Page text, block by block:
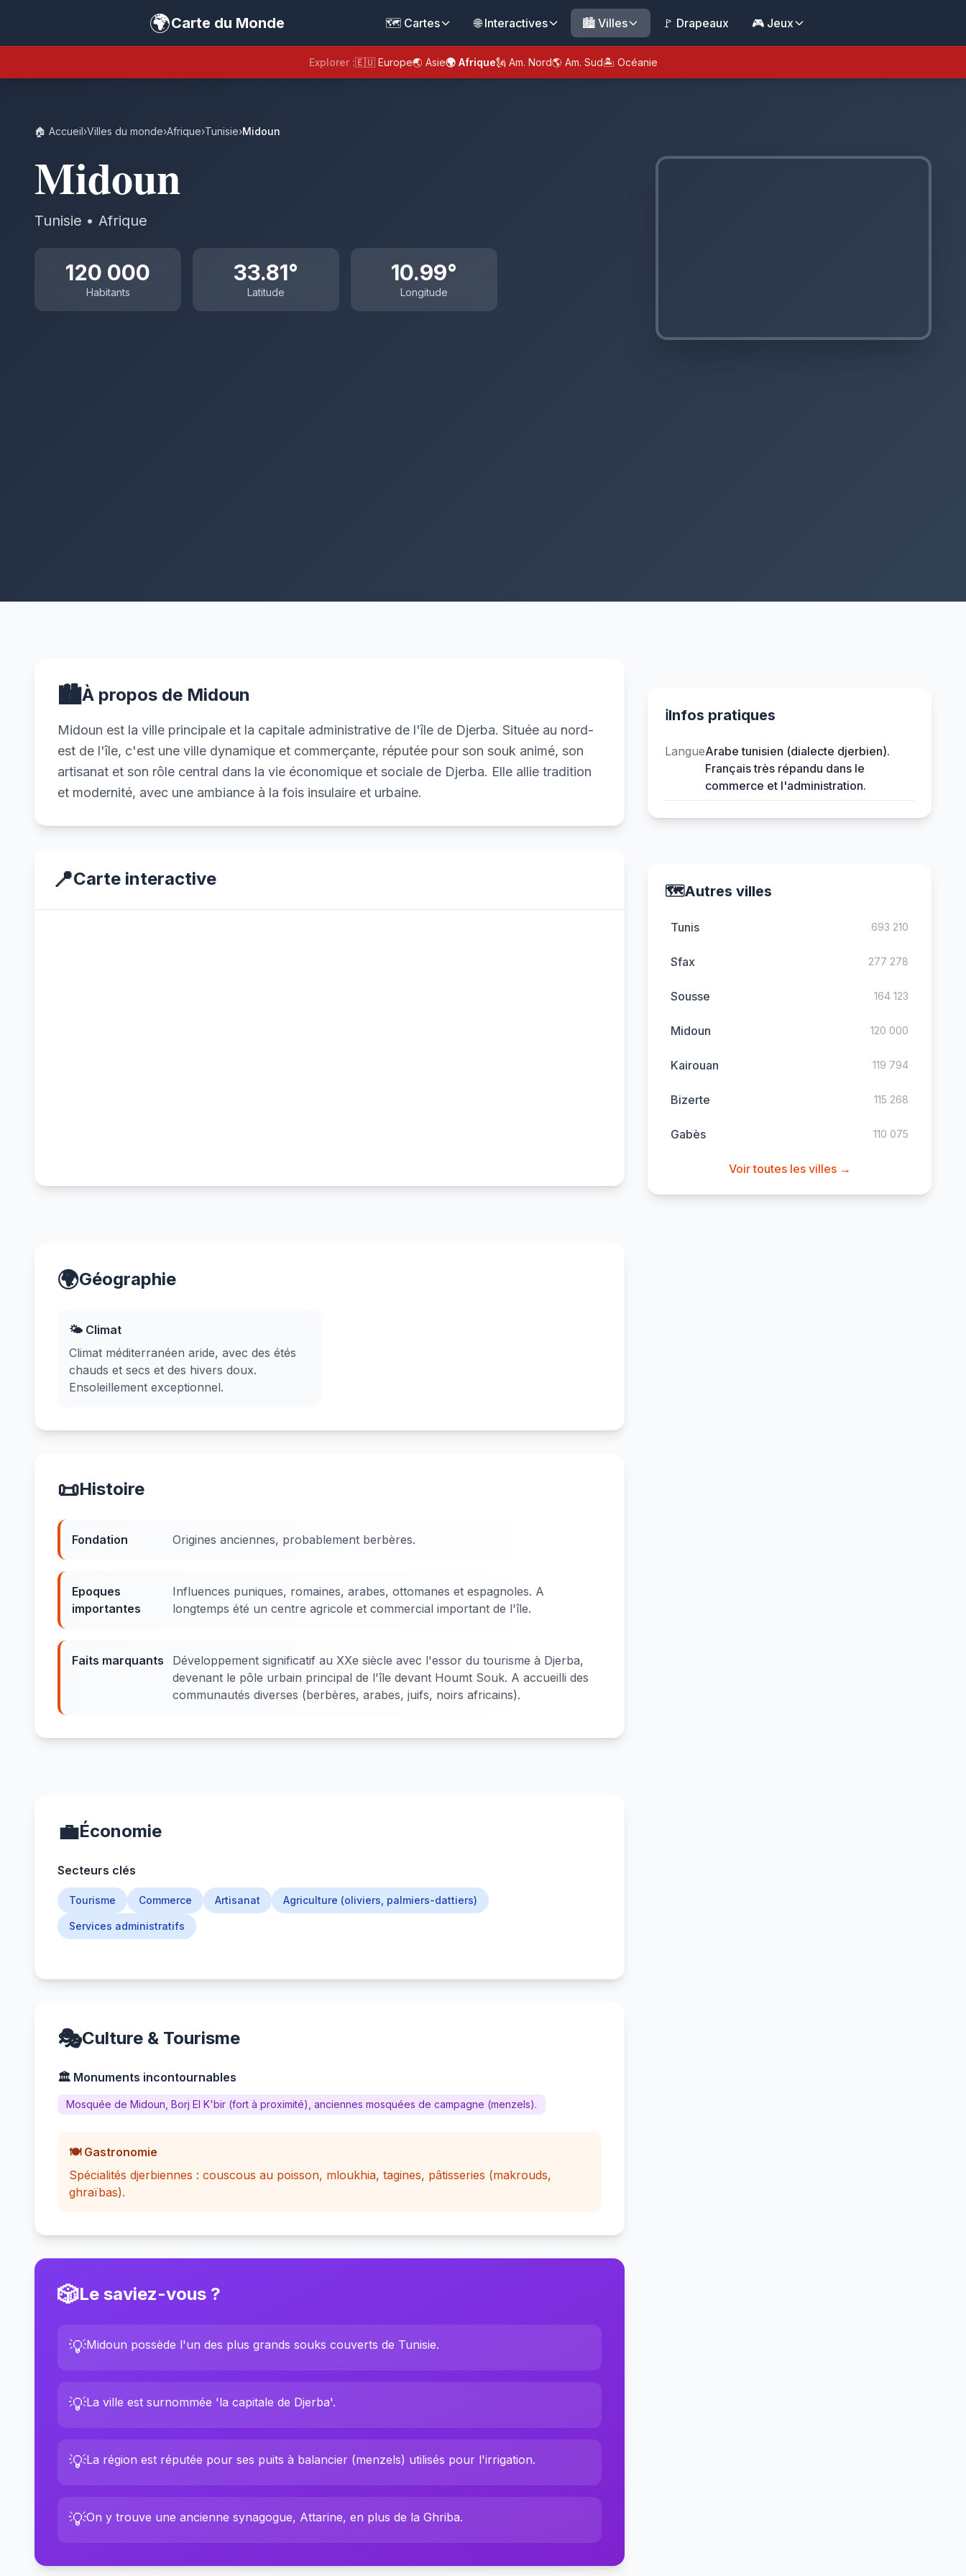
🌍Carte du Monde 🗺️ Cartes 🌐 Interactives 🏙️ Villes 🚩 Drapeaux 🎮 Jeux
Explorer :🇪🇺 Europe🌏 Asie🌍 Afrique🗽 Am. Nord🌎 Am. Sud🏝️ Océanie
🏠 Accueil›Villes du monde›Afrique›Tunisie›Midoun
Midoun
Tunisie • Afrique
120 000
Habitants
33.81°
Latitude
10.99°
Longitude
🏙️À propos de Midoun
Midoun est la ville principale et la capitale administrative de l'île de Djerba. Située au nord-
est de l'île, c'est une ville dynamique et commerçante, réputée pour son souk animé, son
artisanat et son rôle central dans la vie économique et sociale de Djerba. Elle allie tradition
et modernité, avec une ambiance à la fois insulaire et urbaine.
📍Carte interactive
🌍Géographie
🌤️ Climat
Climat méditerranéen aride, avec des étés
chauds et secs et des hivers doux.
Ensoleillement exceptionnel.
📜Histoire
Fondation Origines anciennes, probablement berbères.
Epoques
importantes
Influences puniques, romaines, arabes, ottomanes et espagnoles. A
longtemps été un centre agricole et commercial important de l'île.
Faits marquants
Développement significatif au XXe siècle avec l'essor du tourisme à Djerba,
devenant le pôle urbain principal de l'île devant Houmt Souk. A accueilli des
communautés diverses (berbères, arabes, juifs, noirs africains).
💼Économie
Secteurs clés
Tourisme Commerce Artisanat Agriculture (oliviers, palmiers-dattiers)
Services administratifs
🎭Culture & Tourisme
🏛️ Monuments incontournables
Mosquée de Midoun, Borj El K'bir (fort à proximité), anciennes mosquées de campagne (menzels).
🍽️ Gastronomie
Spécialités djerbiennes : couscous au poisson, mloukhia, tagines, pâtisseries (makrouds,
ghraïbas).
🎲Le saviez-vous ?
💡Midoun possède l'un des plus grands souks couverts de Tunisie.
💡La ville est surnommée 'la capitale de Djerba'.
💡La région est réputée pour ses puits à balancier (menzels) utilisés pour l'irrigation.
💡On y trouve une ancienne synagogue, Attarine, en plus de la Ghriba.
ℹ️Infos pratiques
LangueArabe tunisien (dialecte djerbien).
Français très répandu dans le
commerce et l'administration.
🗺️Autres villes
Tunis 693 210
Sfax 277 278
Sousse 164 123
Midoun 120 000
Kairouan 119 794
Bizerte 115 268
Gabès 110 075
Voir toutes les villes →